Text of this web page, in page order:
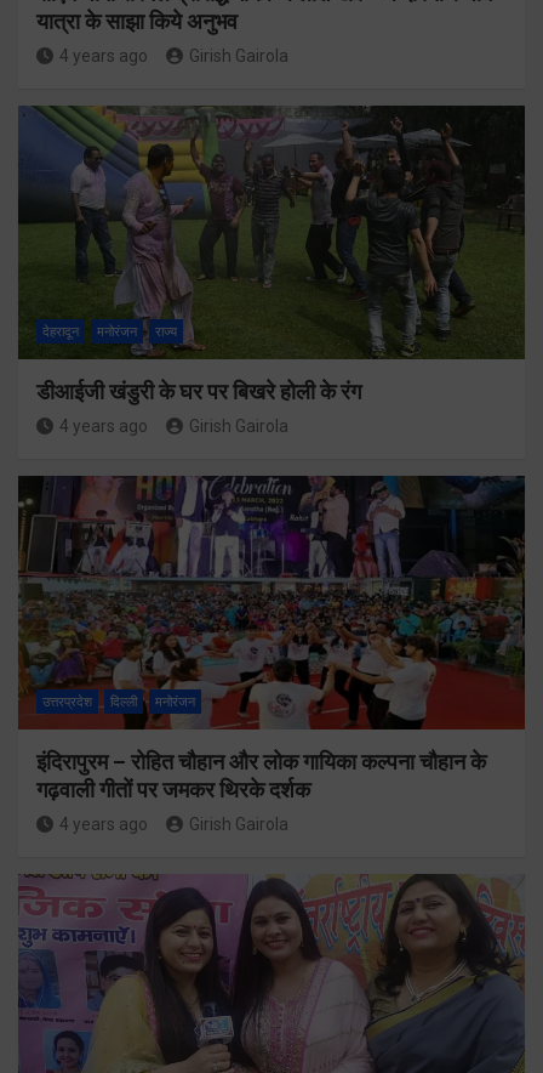
यात्रा के साझा किये अनुभव
4 years ago Girish Gairola
देहरादून मनोरंजन राज्य
डीआईजी खंडुरी के घर पर बिखरे होली के रंग
4 years ago Girish Gairola
उत्तरप्रदेश दिल्ली मनोरंजन
इंदिरापुरम – रोहित चौहान और लोक गायिका कल्पना चौहान के
गढ़वाली गीतों पर जमकर थिरके दर्शक
4 years ago Girish Gairola